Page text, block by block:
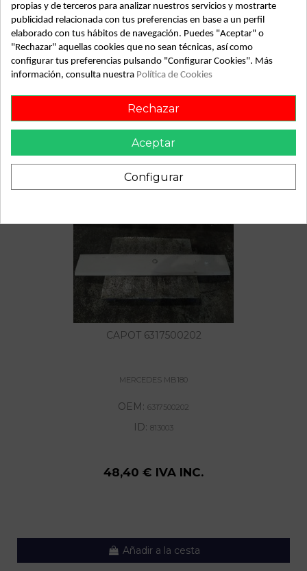
ID: 813014
Fecha disponible: 2022-05-16
Descripción
Recambio de mando limpia para mercedes mb180
También podría gustarte
CAPOT 6317500202
MERCEDES MB180
OEM: 6317500202
ID: 813003
48,40 € IVA INC.
Añadir a la cesta
propias y de terceros para analizar nuestros servicios y mostrarte
publicidad relacionada con tus preferencias en base a un perfil
elaborado con tus hábitos de navegación. Puedes "Aceptar" o
"Rechazar" aquellas cookies que no sean técnicas, así como
configurar tus preferencias pulsando "Configurar Cookies". Más
información, consulta nuestra Política de Cookies
Rechazar
Aceptar
Configurar